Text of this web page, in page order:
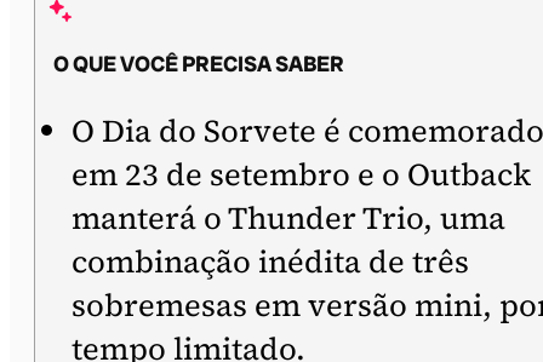
O QUE VOCÊ PRECISA SABER
O Dia do Sorvete é comemorado
em 23 de setembro e o Outback
manterá o Thunder Trio, uma
combinação inédita de três
sobremesas em versão mini,
tempo limitado.